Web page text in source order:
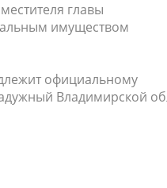
главы
имуществом
официальному
Владимирской